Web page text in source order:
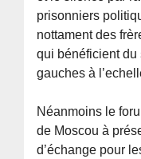
prisonniers
nottament des
qui bénéficient du
gauches à
Néanmoins le
de Moscou à
d’échange pour